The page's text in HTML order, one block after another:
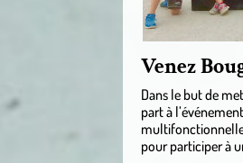
Venez
Dans le but de
part à
multifonctionnelle
pour participer à